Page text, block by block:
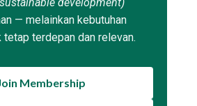
— melainkan kebutuhan
terdepan dan relevan.
Membership